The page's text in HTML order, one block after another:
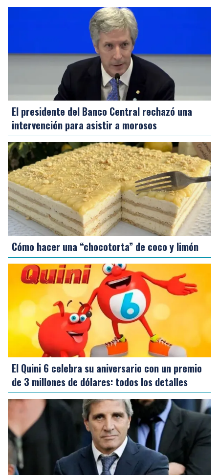
El presidente del Banco Central rechazó una
intervención para asistir a morosos
Cómo hacer una “chocotorta” de coco y limón
El Quini 6 celebra su aniversario con un premio
de 3 millones de dólares: todos los detalles